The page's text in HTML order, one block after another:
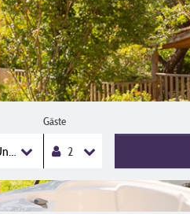
Holz - Behindertengerecht
Gäste